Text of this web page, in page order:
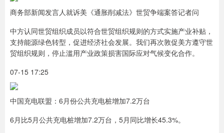
商务部新闻发言人就诉美《通胀削减法》世贸争端案答记者问
中方认同世贸组织成员以符合世贸组织规则的方式实施产业补贴，
支持能源绿色转型，促进经济社会发展。我们再次敦促美方遵守世
贸组织规则，停止滥用产业政策损害国际应对气候变化合作。
07-15 17:25
中国充电联盟：6月份公共充电桩增加7.2万台
6月比5月公共充电桩增加7.2万台，5月同比增长45.3%。